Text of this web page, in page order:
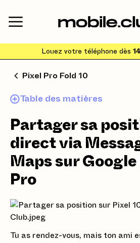
Louez votre téléphone dès
Pixel Pro Fold 10
Table des matières
Partager sa
direct via
Maps sur Google
Pro
Tu as rendez-vous, mais ton ami